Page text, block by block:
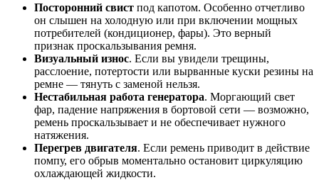
Посторонний свист под капотом. Особенно отчетливо
он слышен на холодную или при включении мощных
потребителей (кондиционер, фары). Это верный
признак проскальзывания ремня.
Визуальный износ. Если вы увидели трещины,
расслоение, потертости или вырванные куски резины на
ремне — тянуть с заменой нельзя.
Нестабильная работа генератора. Моргающий свет
фар, падение напряжения в бортовой сети — возможно,
ремень проскальзывает и не обеспечивает нужного
натяжения.
Перегрев двигателя. Если ремень приводит в действие
помпу, его обрыв моментально остановит циркуляцию
охлаждающей жидкости.